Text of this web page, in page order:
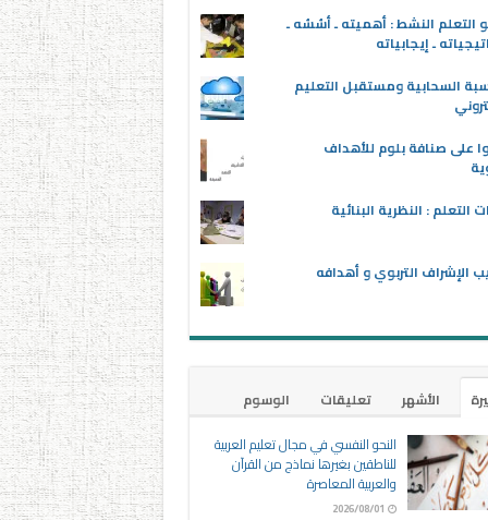
التعلم النشط : أهميته ـ أسُسُه ـ
ـ إيجابياته
السحابية ومستقبل التعليم
على صنافة بلوم للأهداف
التعلم : النظرية البنائية
الإشراف التربوي و أهدافه
الأشهر تعليقات
الوسوم
النحو النفسي في مجال تعليم العربية
للناطقين بغيرها نماذج من القرآن
والعربية المعاصرة
2026/08/01